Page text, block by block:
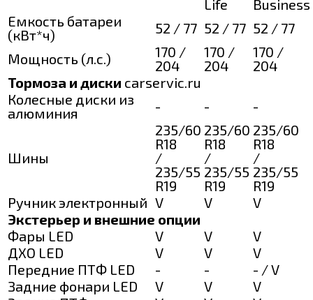
Life
Business
Емкость батареи
(кВт*ч)
52 / 77 52 / 77 52 / 77
Мощность (л.с.)
170 /
204
170 /
204
170 /
204
Тормоза и диски carservic.ru
Колесные диски из
алюминия
- - -
Шины
235/60
R18
/
235/55
R19
235/60
R18
/
235/55
R19
235/60
R18
/
235/55
R19
Ручник электронный V V
V
Экстерьер и внешние опции
Фары LED
V V
V
ДХО LED
V V
V
Передние ПТФ LED
- -
- / V
Задние фонари LED
V V
V